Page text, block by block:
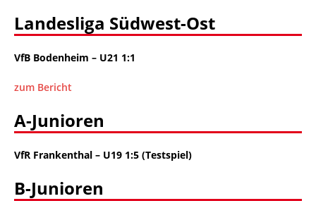
Landesliga Südwest-Ost
VfB Bodenheim – U21 1:1
zum Bericht
A-Junioren
VfR Frankenthal – U19 1:5 (Testspiel)
B-Junioren